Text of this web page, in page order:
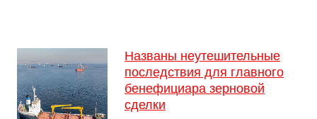
Названы неутешительные
последствия для главного
бенефициара зерновой
сделки